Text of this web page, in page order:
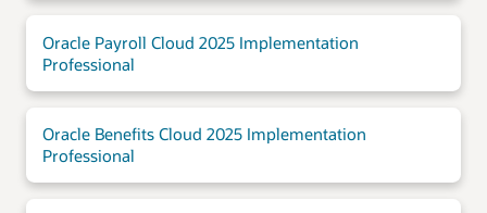
Oracle Payroll Cloud 2025 Implementation
Professional
Oracle Benefits Cloud 2025 Implementation
Professional